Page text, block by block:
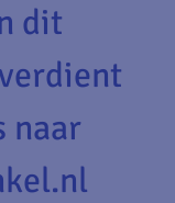
dit
naar